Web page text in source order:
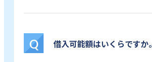
Q 借入可能額はいくらですか。